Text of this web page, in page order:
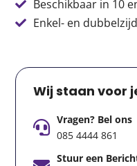
Beschikbaar in 10
Enkel- en
Wij staan voor
Vragen? Bel ons
085 4444 861
Stuur een